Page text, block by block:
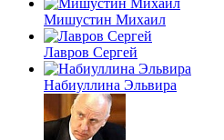
Мишустин Михаил
Лавров Сергей
Набиуллина Эльвира